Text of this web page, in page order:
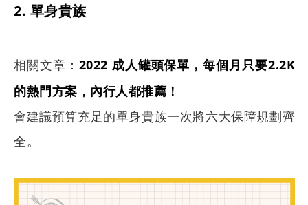
2. 單身貴族
相關文章： 2022 成人罐頭保單，每個月只要2.2K
的熱門方案，內行人都推薦！
會建議預算充足的單身貴族一次將六大保障規劃齊
全。